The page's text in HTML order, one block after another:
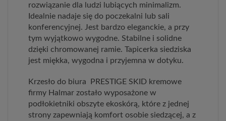
rozwiązanie dla ludzi lubiących minimalizm.
Idealnie nadaje się do poczekalni lub sali
konferencyjnej. Jest bardzo eleganckie, a przy
tym wyjątkowo wygodne. Stabilne i solidne
dzięki chromowanej ramie. Tapicerka siedziska
jest miękka, wygodna i przyjemna w dotyku.
Krzesło do biura PRESTIGE SKID kremowe
firmy Halmar zostało wyposażone w
podłokietniki obszyte ekoskórą, które z jednej
strony zapewniają komfort osobie siedzącej, a z